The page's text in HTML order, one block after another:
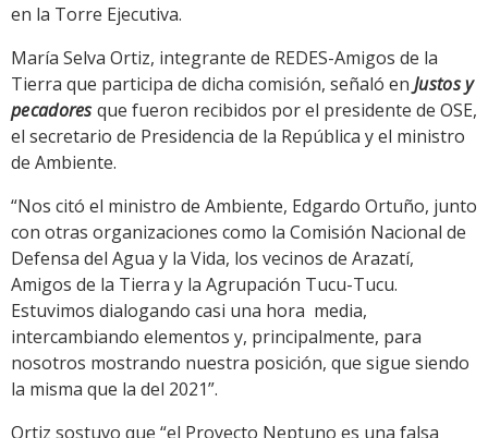
en la Torre Ejecutiva.
María Selva Ortiz, integrante de REDES-Amigos de la
Tierra que participa de dicha comisión, señaló en Justos y
pecadoresque fueron recibidos por el presidente de OSE,
el secretario de Presidencia de la República y el ministro
de Ambiente.
“Nos citó el ministro de Ambiente, Edgardo Ortuño, junto
con otras organizaciones como la Comisión Nacional de
Defensa del Agua y la Vida, los vecinos de Arazatí,
Amigos de la Tierra y la Agrupación Tucu-Tucu.
Estuvimos dialogando casi una hora media,
intercambiando elementos y, principalmente, para
nosotros mostrando nuestra posición, que sigue siendo
la misma que la del 2021”.
Ortiz sostuvo que “el Proyecto Neptuno es una falsa